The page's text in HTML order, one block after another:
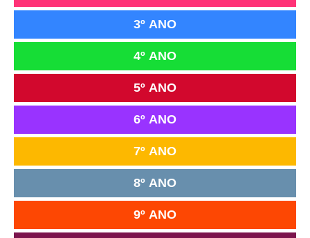
3º ANO
4º ANO
5º ANO
6º ANO
7º ANO
8º ANO
9º ANO